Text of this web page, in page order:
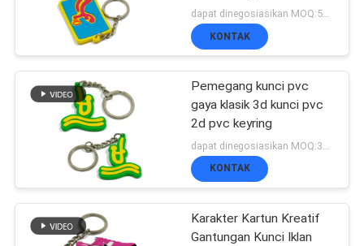
SITEMAP
KEBIJAKAN
PRIVASI
Lencana TPU
Frekuensi Tinggi 3D
65
128
Setiap Warna
dapat dinegosiasikan MOQ:500pcs per warna
KONTAK
Pemegang kunci pvc
gaya klasik 3d kunci pvc
2d pvc keyring
KONTAK
Karakter Kartun Kreatif
Gantungan Kunci Iklan